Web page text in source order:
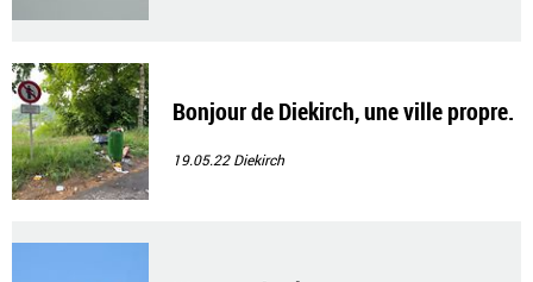
Bonjour de Diekirch, une ville propre.
19.05.22Diekirch